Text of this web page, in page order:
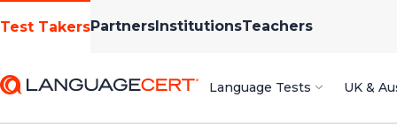
Test TakersPartnersInstitutionsTeachers
Language Tests UK &